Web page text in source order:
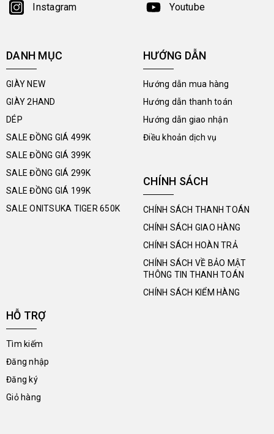
Instagram Youtube
DANH MỤC
GIÀY NEW
GIÀY 2HAND
DÉP
SALE ĐỒNG GIÁ 499K
SALE ĐỒNG GIÁ 399K
SALE ĐỒNG GIÁ 299K
SALE ĐỒNG GIÁ 199K
SALE ONITSUKA TIGER 650K
HƯỚNG DẪN
Hướng dẫn mua hàng
Hướng dẫn thanh toán
Hướng dẫn giao nhận
Điều khoản dịch vụ
CHÍNH SÁCH
CHÍNH SÁCH THANH TOÁN
CHÍNH SÁCH GIAO HÀNG
CHÍNH SÁCH HOÀN TRẢ
CHÍNH SÁCH VỀ BẢO MẬT
THÔNG TIN THANH TOÁN
CHÍNH SÁCH KIỂM HÀNG
HỖ TRỢ
Tìm kiếm
Đăng nhập
Đăng ký
Giỏ hàng